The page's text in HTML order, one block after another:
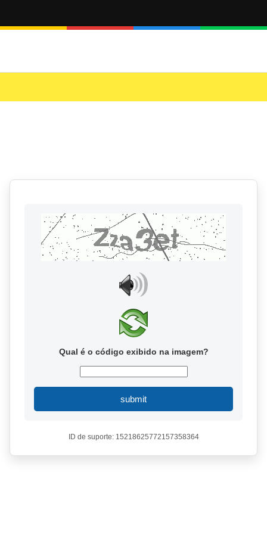
Qual é o código exibido na imagem?
submit
ID de suporte: 15218625772157358364